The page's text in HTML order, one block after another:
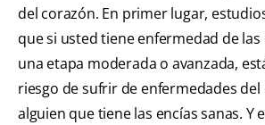
del corazón. En primer lugar,
que si usted tiene enfermedad de las
una etapa moderada o avanzada,
riesgo de sufrir de enfermedades
alguien que tiene las encías sanas. Y